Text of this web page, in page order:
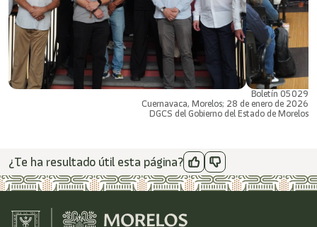
Boletín 05029
Cuernavaca, Morelos; 28 de enero de 2026
DGCS del Gobierno del Estado de Morelos
¿Te ha resultado útil esta página?